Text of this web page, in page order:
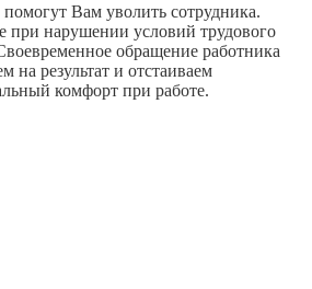
Вам уволить сотрудника.
при нарушении условий трудового
обращение работника
результат и отстаиваем
комфорт при работе.